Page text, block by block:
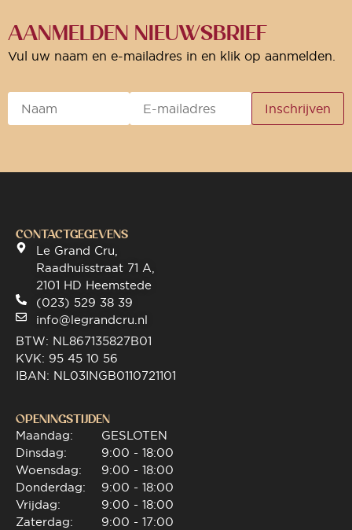
AANMELDEN NIEUWSBRIEF
Vul uw naam en e-mailadres in en klik op aanmelden.
CONTACTGEGEVENS
Le Grand Cru,
Raadhuisstraat 71 A,
2101 HD Heemstede
(023) 529 38 39
info@legrandcru.nl
BTW: NL867135827B01
KVK: 95 45 10 56
IBAN: NL03INGB0110721101
OPENINGSTIJDEN
Maandag:
Dinsdag:
Woensdag:
Donderdag:
Vrijdag:
Zaterdag:
GESLOTEN
9:00 - 18:00
9:00 - 18:00
9:00 - 18:00
9:00 - 18:00
9:00 - 17:00